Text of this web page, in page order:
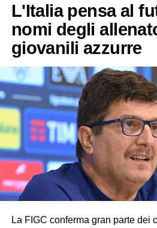
L'Italia pensa al
nomi degli
giovanili azzurre
La FIGC conferma gran parte dei